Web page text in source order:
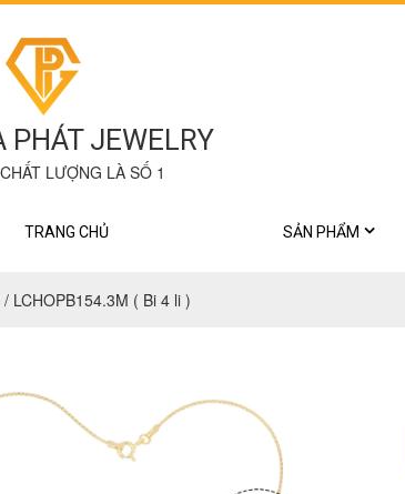
PHÁT JEWELRY
LƯỢNG LÀ SỐ 1
TRANG CHỦ SẢN PHẨM
/ LCHOPB154.3M ( Bi 4 li )